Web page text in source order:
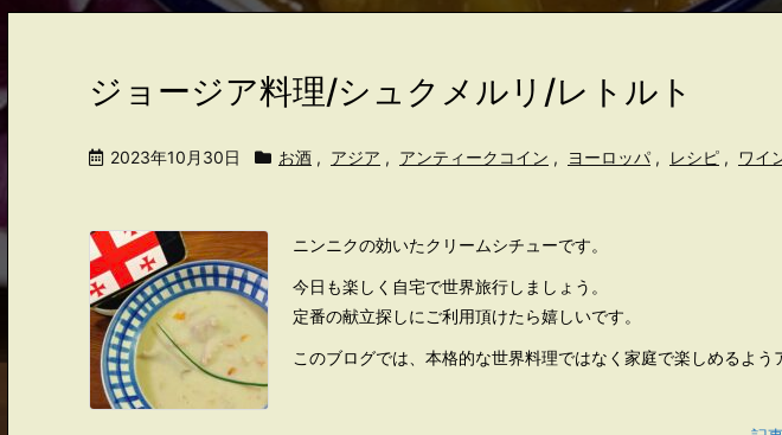
ジョージア料理/シュクメルリ/レトルト
2023年10月30日 お酒 , アジア , アンティークコイン , ヨーロッパ , レシピ , ワイ
ニンニクの効いたクリームシチューです。
今日も楽しく自宅で世界旅行しましょう。
定番の献立探しにご利用頂けたら嬉しいです。
このブログでは、本格的な世界料理ではなく家庭で楽しめるよう